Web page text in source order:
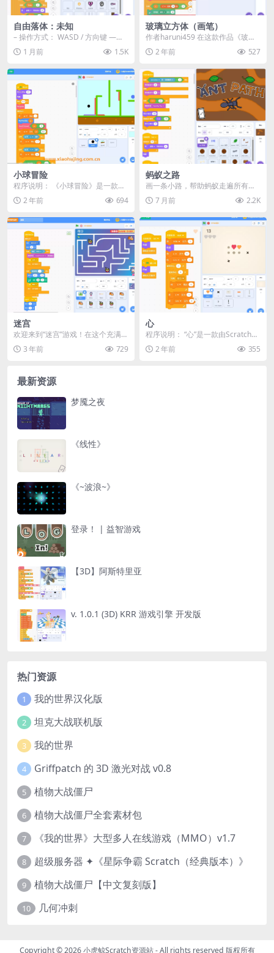
自由落体：未知
– 操作方式： WASD / 方向键 ——
移动 躲避未知的障碍物！...
1 月前 1.5K
玻璃立方体（画笔）
作者haruni459 在这款作品《玻璃
立方体》中，你可以在屏幕的四个
角落调整四...
2 年前 527
小球冒险
程序说明： 《小球冒险》是一款使
用Scratch平台制作的小游戏。在这
个游戏中，...
2 年前 694
蚂蚁之路
画一条小路，帮助蚂蚁走遍所有叶
子。但不要画得太尖，因为蚂蚁一
撞墙就会死。帮助蚂蚁...
7 月前 2.2K
迷宫
欢迎来到“迷宫”游戏！在这个充满挑
战的游戏中，你将扮演勇敢的青蛙
王子，为了拯救心...
3 年前 729
心
程序说明： “心”是一款由Scratch制
作的简单而富有挑战性的小游戏。
游戏中，...
2 年前 355
最新资源
梦魇之夜
《线性》
《~波浪~》
登录！ | 益智游戏
【3D】阿斯特里亚
v. 1.0.1 (3D) KRR 游戏引擎 开发版
热门资源
1 我的世界汉化版
2 坦克大战联机版
3 我的世界
4 Griffpatch 的 3D 激光对战 v0.8
5 植物大战僵尸
6 植物大战僵尸全套素材包
7 《我的世界》大型多人在线游戏（MMO）v1.7
8 超级服务器 ✦《星际争霸 Scratch（经典版本）》
9 植物大战僵尸【中文复刻版】
10 几何冲刺
Copyright © 2026小虎鲸Scratch资源站- All rights reserved 版权所有